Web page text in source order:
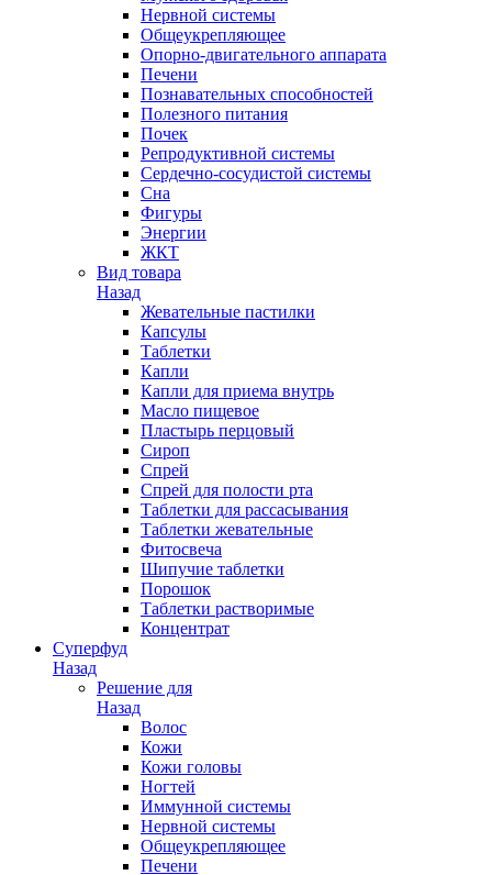
Нервной системы
Общеукрепляющее
Опорно-двигательного аппарата
Печени
Познавательных способностей
Полезного питания
Почек
Репродуктивной системы
Сердечно-сосудистой системы
Сна
Фигуры
Энергии
ЖКТ
Вид товара
Назад
Жевательные пастилки
Капсулы
Таблетки
Капли
Капли для приема внутрь
Масло пищевое
Пластырь перцовый
Сироп
Спрей
Спрей для полости рта
Таблетки для рассасывания
Таблетки жевательные
Фитосвеча
Шипучие таблетки
Порошок
Таблетки растворимые
Концентрат
Суперфуд
Назад
Решение для
Назад
Волос
Кожи
Кожи головы
Ногтей
Иммунной системы
Нервной системы
Общеукрепляющее
Печени